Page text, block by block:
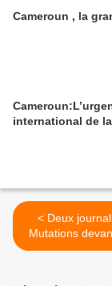
Cameroun , la
international de la
< Deux journalistes de
Mutations